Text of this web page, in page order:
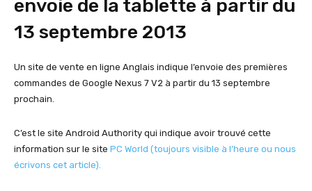
envoie de la tablette à partir du
13 septembre 2013
Un site de vente en ligne Anglais indique l’envoie des premières
commandes de Google Nexus 7 V2 à partir du 13 septembre
prochain.
C’est le site Android Authority qui indique avoir trouvé cette
information sur le site PC World (toujours visible à l’heure ou nous
écrivons cet article).